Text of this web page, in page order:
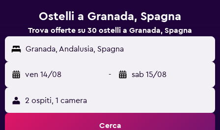
Ostelli a Granada, Spagna
Trova offerte su 30 ostelli a Granada, Spagna
Granada, Andalusia, Spagna
ven 14/08 - sab 15/08
2 ospiti, 1 camera
Cerca